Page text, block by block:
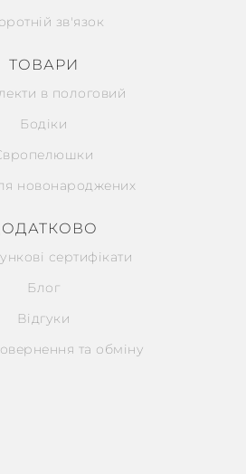
зв'язок
ТОВАРИ
в пологовий
Бодіки
новонароджених
сертифікати
Блог
Відгуки
та обміну